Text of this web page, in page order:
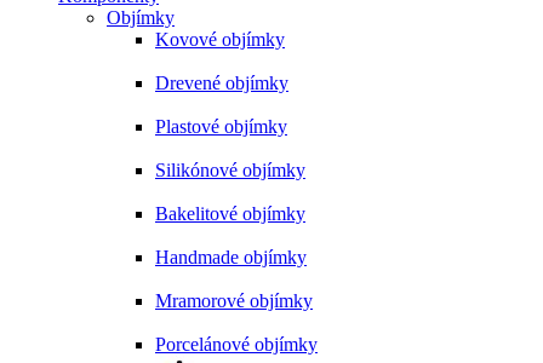
Objímky
Kovové objímky
Drevené objímky
Plastové objímky
Silikónové objímky
Bakelitové objímky
Handmade objímky
Mramorové objímky
Porcelánové objímky